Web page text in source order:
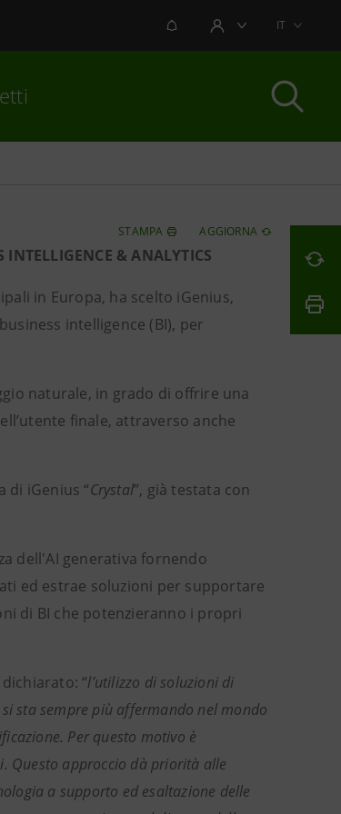
NOTIFICHEAREA UTENTEIT
STAMPA AGGIORNA
INTELLIGENCE & ANALYTICS
in Europa, ha scelto iGenius,
intelligence (BI), per
naturale, in grado di offrire una
finale, attraverso anche
di iGenius “Crystal”, già testata con
dell'AI generativa fornendo
ed estrae soluzioni per supportare
di BI che potenzieranno i propri
“l’utilizzo di soluzioni di
sta sempre più affermando nel mondo
Per questo motivo è
Questo approccio dà priorità alle
a supporto ed esaltazione delle